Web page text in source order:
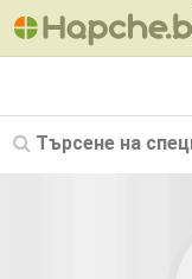
Търсене на